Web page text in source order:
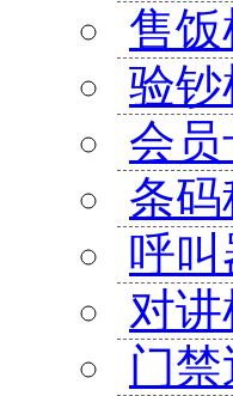
售饭
验钞
会员
条码
呼叫
对讲
门禁